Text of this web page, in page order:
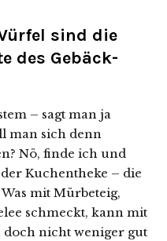
sind die
des Gebäck-
– sagt man ja
man sich denn
Nö, finde ich und
Kuchentheke – die
mit Mürbeteig,
schmeckt, kann mit
nicht weniger gut